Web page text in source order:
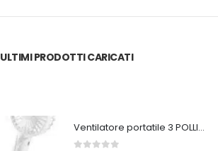
ULTIMI PRODOTTI CARICATI
Ventilatore portatile 3 POLLICI ricaricabile bianco